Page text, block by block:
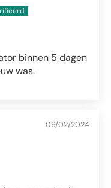
binnen 5 dagen
was.
09/02/2024